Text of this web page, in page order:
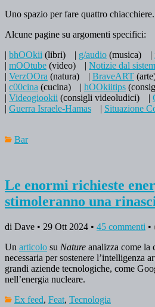
Uno spazio per fare quattro chiacchiere.
Alcune pagine su argomenti specifici:
| bhOOkii (libri) | g/audio (musica) |
| mOOtube (video) | Notizie dal
| VerzOOra (natura) | BraveART
| c00cina (cucina) | hOOkiitips
| Videogiookii (consigli videoludici) |
| Guerra Israele-Hamas | Situazione
Bar
Le enormi richieste
stimoleranno una
di Dave • 29 Ott 2024 • 45 commenti •
Un articolo su Nature analizza come la
necessaria per sostenere l’intelligenza
grandi aziende tecnologiche, come
nell’energia nucleare.
Ex feed, Feat, Tecnologia